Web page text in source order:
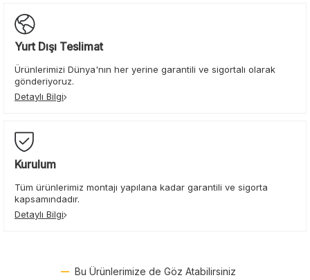
Yurt Dışı Teslimat
Ürünlerimizi Dünya'nın her yerine garantili ve sigortalı olarak
gönderiyoruz.
Detaylı Bilgi
Kurulum
Tüm ürünlerimiz montajı yapılana kadar garantili ve sigorta
kapsamındadır.
Detaylı Bilgi
Bu Ürünlerimize de Göz Atabilirsiniz